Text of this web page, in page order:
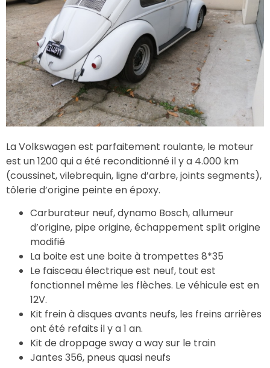
La Volkswagen est parfaitement roulante, le moteur
est un 1200 qui a été reconditionné il y a 4.000 km
(coussinet, vilebrequin, ligne d’arbre, joints segments),
tôlerie d’origine peinte en époxy.
Carburateur neuf, dynamo Bosch, allumeur
d’origine, pipe origine, échappement split origine
modifié
La boite est une boite à trompettes 8*35
Le faisceau électrique est neuf, tout est
fonctionnel même les flèches. Le véhicule est en
12V.
Kit frein à disques avants neufs, les freins arrières
ont été refaits il y a 1 an.
Kit de droppage sway a way sur le train
Jantes 356, pneus quasi neufs